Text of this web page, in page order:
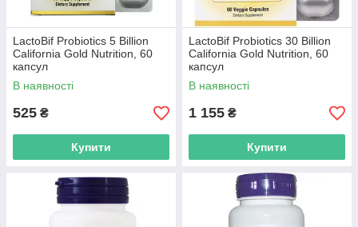
LactoBif Probiotics 5 Billion
California Gold Nutrition, 60
капсул
В наявності
525 ₴
Купити
LactoBif Probiotics 30 Billion
California Gold Nutrition, 60
капсул
В наявності
1 155 ₴
Купити